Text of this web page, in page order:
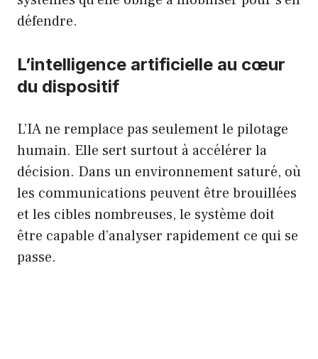
défendre.
L’intelligence artificielle au cœur
du dispositif
L’IA ne remplace pas seulement le pilotage
humain. Elle sert surtout à accélérer la
décision. Dans un environnement saturé, où
les communications peuvent être brouillées
et les cibles nombreuses, le système doit
être capable d’analyser rapidement ce qui se
passe.